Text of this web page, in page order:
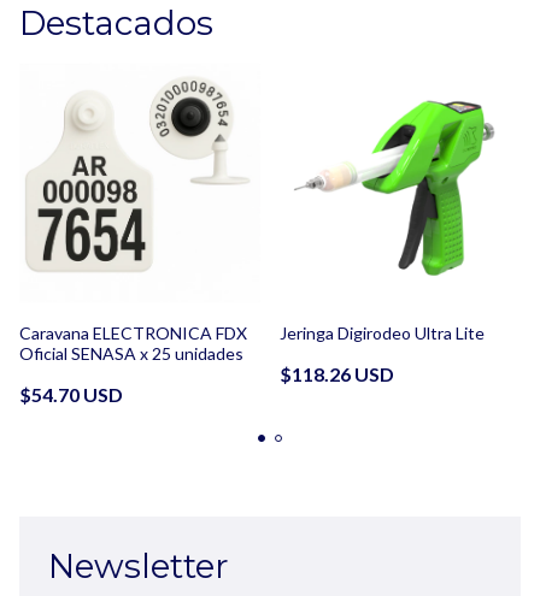
Destacados
Caravana ELECTRONICA FDX
Oficial SENASA x 25 unidades
$54.70 USD
Jeringa Digirodeo Ultra Lite
$118.26 USD
Newsletter